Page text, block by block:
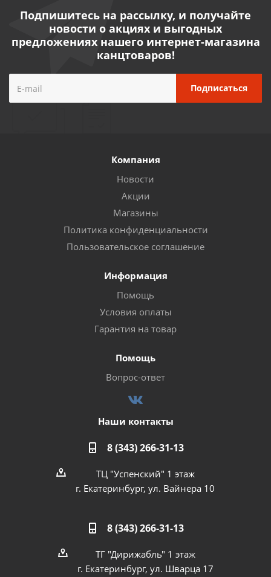
Подпишитесь на рассылку, и получайте
новости о акциях и выгодных
предложениях нашего интернет-магазина
канцтоваров!
Компания
Новости
Акции
Магазины
Политика конфиденциальности
Пользовательское соглашение
Информация
Помощь
Условия оплаты
Гарантия на товар
Помощь
Вопрос-ответ
Наши контакты
8 (343) 266-31-13
ТЦ "Успенский" 1 этаж
г. Екатеринбург, ул. Вайнера 10
8 (343) 266-31-13
ТГ "Дирижабль" 1 этаж
г. Екатеринбург, ул. Шварца 17